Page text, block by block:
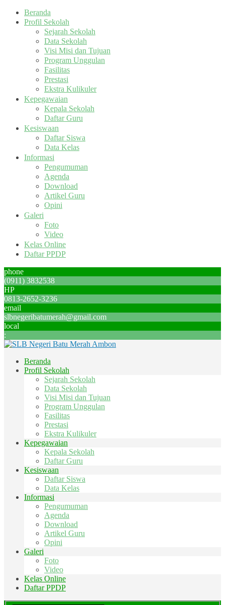
Beranda
Profil Sekolah
Sejarah Sekolah
Data Sekolah
Visi Misi dan Tujuan
Program Unggulan
Fasilitas
Prestasi
Ekstra Kulikuler
Kepegawaian
Kepala Sekolah
Daftar Guru
Kesiswaan
Daftar Siswa
Data Kelas
Informasi
Pengumuman
Agenda
Download
Artikel Guru
Opini
Galeri
Foto
Video
Kelas Online
Daftar PPDP
phone
(0911) 3832538
HP
0813-2652-3236
email
slbnegeribatumerah@gmail.com
local
:
Beranda
Profil Sekolah
Sejarah Sekolah
Data Sekolah
Visi Misi dan Tujuan
Program Unggulan
Fasilitas
Prestasi
Ekstra Kulikuler
Kepegawaian
Kepala Sekolah
Daftar Guru
Kesiswaan
Daftar Siswa
Data Kelas
Informasi
Pengumuman
Agenda
Download
Artikel Guru
Opini
Galeri
Foto
Video
Kelas Online
Daftar PPDP